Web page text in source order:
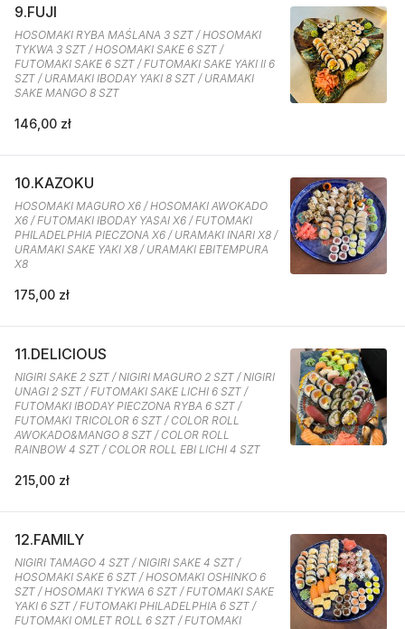
9.FUJI
HOSOMAKI RYBA MAŚLANA 3 SZT / HOSOMAKI
TYKWA 3 SZT / HOSOMAKI SAKE 6 SZT /
FUTOMAKI SAKE 6 SZT / FUTOMAKI SAKE YAKI II 6
SZT / URAMAKI IBODAY YAKI 8 SZT / URAMAKI
SAKE MANGO 8 SZT
146,00 zł
10.KAZOKU
HOSOMAKI MAGURO X6 / HOSOMAKI AWOKADO
X6 / FUTOMAKI IBODAY YASAI X6 / FUTOMAKI
PHILADELPHIA PIECZONA X6 / URAMAKI INARI X8 /
URAMAKI SAKE YAKI X8 / URAMAKI EBITEMPURA
X8
175,00 zł
11.DELICIOUS
NIGIRI SAKE 2 SZT / NIGIRI MAGURO 2 SZT / NIGIRI
UNAGI 2 SZT / FUTOMAKI SAKE LICHI 6 SZT /
FUTOMAKI IBODAY PIECZONA RYBA 6 SZT /
FUTOMAKI TRICOLOR 6 SZT / COLOR ROLL
AWOKADO&MANGO 8 SZT / COLOR ROLL
RAINBOW 4 SZT / COLOR ROLL EBI LICHI 4 SZT
215,00 zł
12.FAMILY
NIGIRI TAMAGO 4 SZT / NIGIRI SAKE 4 SZT /
HOSOMAKI SAKE 6 SZT / HOSOMAKI OSHINKO 6
SZT / HOSOMAKI TYKWA 6 SZT / FUTOMAKI SAKE
YAKI 6 SZT / FUTOMAKI PHILADELPHIA 6 SZT /
FUTOMAKI OMLET ROLL 6 SZT / FUTOMAKI